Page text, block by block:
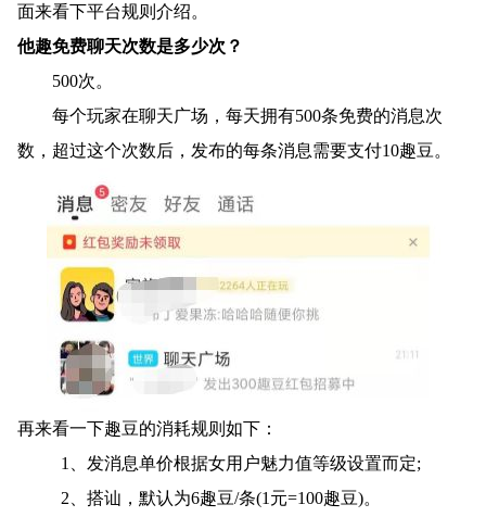
面来看下平台规则介绍。
他趣免费聊天次数是多少次？
500次。
每个玩家在聊天广场，每天拥有500条免费的消息次
数，超过这个次数后，发布的每条消息需要支付10趣豆。
再来看一下趣豆的消耗规则如下：
1、发消息单价根据女用户魅力值等级设置而定;
2、搭讪，默认为6趣豆/条(1元=100趣豆)。